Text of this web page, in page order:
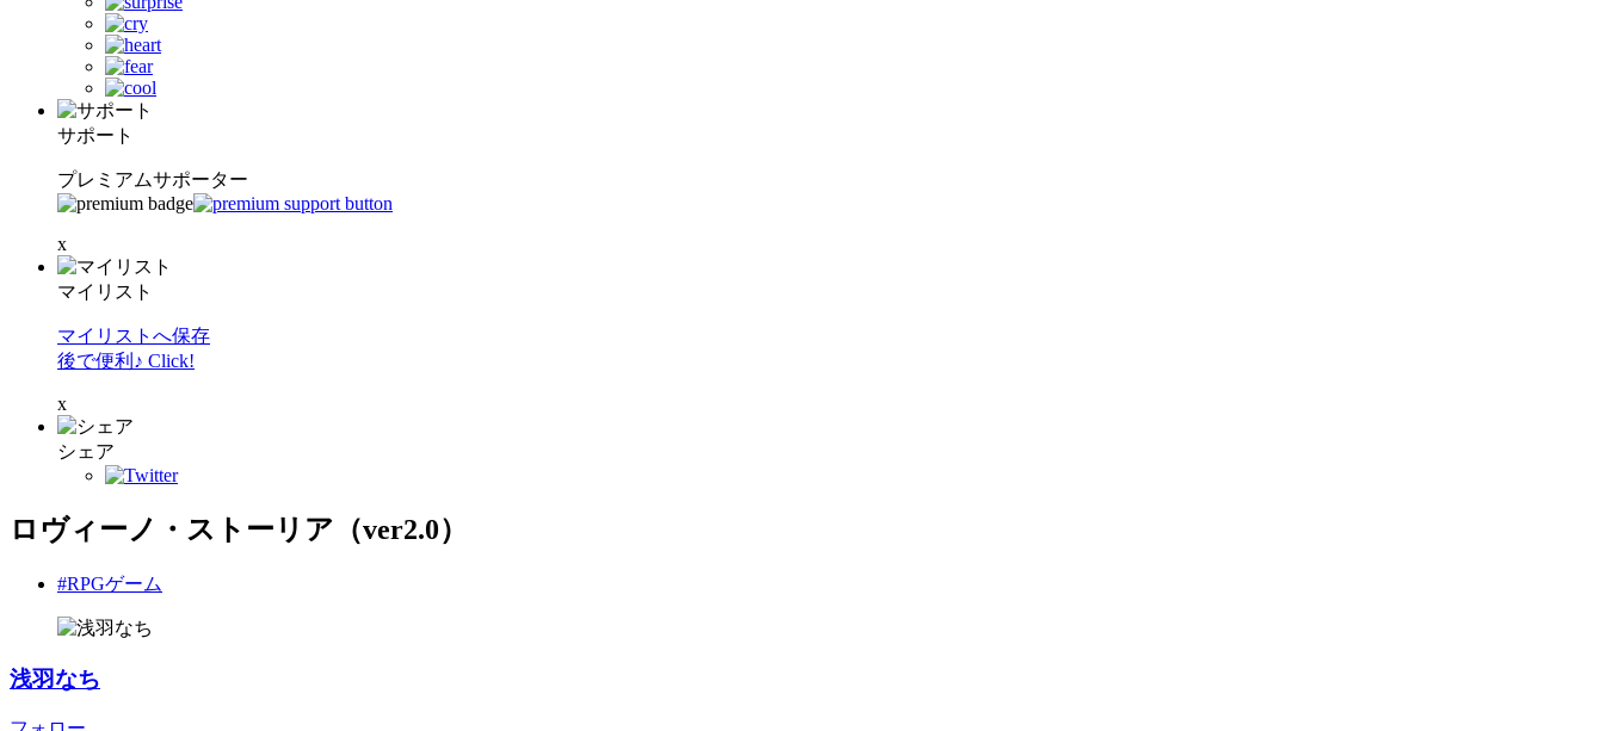
サポート
プレミアムサポーター
x
マイリスト
マイリストへ保存
後で便利♪ Click!
x
シェア
ロヴィーノ・ストーリア（ver2.0）
#RPGゲーム
浅羽なち